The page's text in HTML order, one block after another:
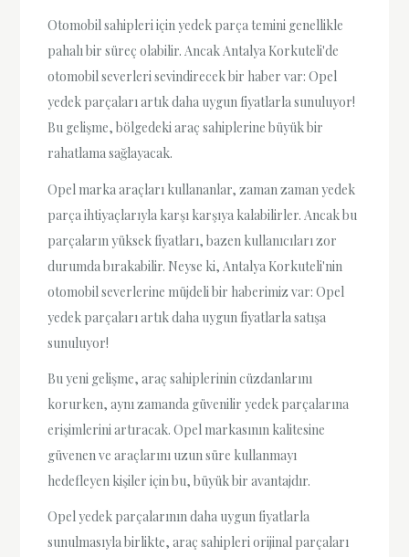
Otomobil sahipleri için yedek parça temini genellikle
pahalı bir süreç olabilir. Ancak Antalya Korkuteli'de
otomobil severleri sevindirecek bir haber var: Opel
yedek parçaları artık daha uygun fiyatlarla sunuluyor!
Bu gelişme, bölgedeki araç sahiplerine büyük bir
rahatlama sağlayacak.
Opel marka araçları kullananlar, zaman zaman yedek
parça ihtiyaçlarıyla karşı karşıya kalabilirler. Ancak bu
parçaların yüksek fiyatları, bazen kullanıcıları zor
durumda bırakabilir. Neyse ki, Antalya Korkuteli'nin
otomobil severlerine müjdeli bir haberimiz var: Opel
yedek parçaları artık daha uygun fiyatlarla satışa
sunuluyor!
Bu yeni gelişme, araç sahiplerinin cüzdanlarını
korurken, aynı zamanda güvenilir yedek parçalarına
erişimlerini artıracak. Opel markasının kalitesine
güvenen ve araçlarını uzun süre kullanmayı
hedefleyen kişiler için bu, büyük bir avantajdır.
Opel yedek parçalarının daha uygun fiyatlarla
sunulmasıyla birlikte, araç sahipleri orijinal parçaları